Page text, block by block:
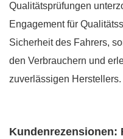
Qualitätsprüfungen
Engagement für
Sicherheit des Fahrers,
den Verbrauchern und
zuverlässigen Herstellers.
Kundenrezensionen: